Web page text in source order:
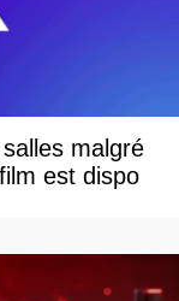
malgré
est dispo